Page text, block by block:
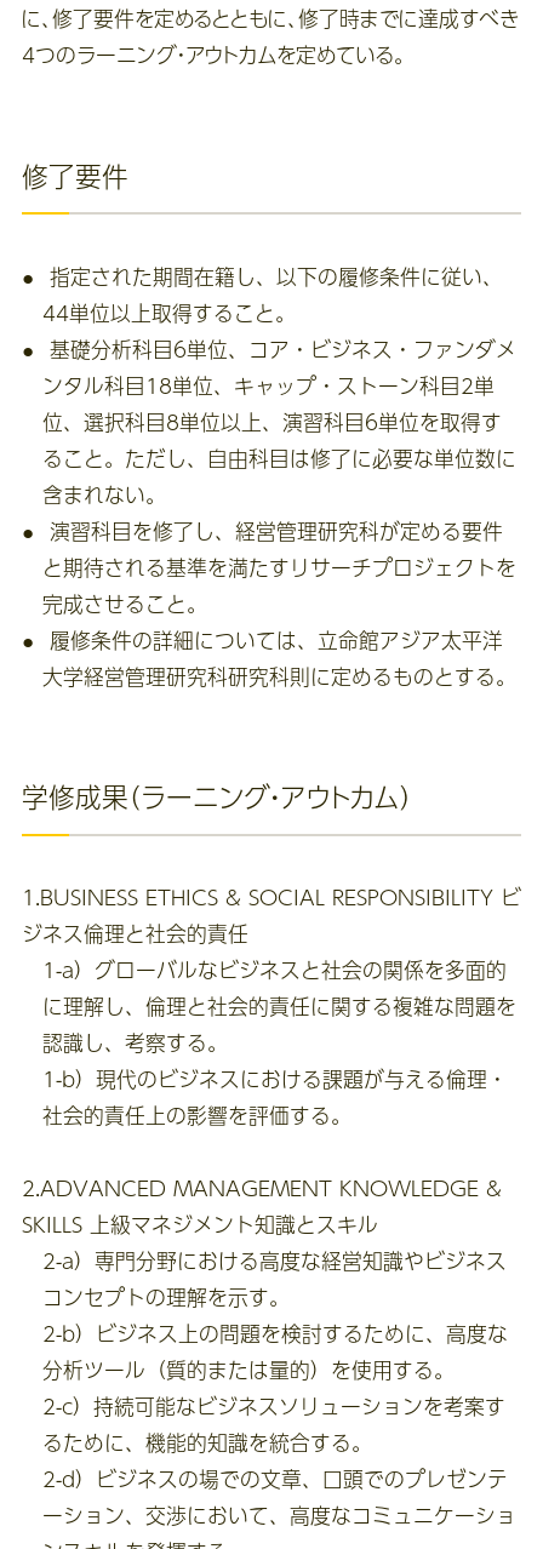
に、修了要件を定めるとともに、修了時までに達成すべき
4つのラーニング・アウトカムを定めている。
修了要件
指定された期間在籍し、以下の履修条件に従い、
44単位以上取得すること。
基礎分析科目6単位、コア・ビジネス・ファンダメ
ンタル科目18単位、キャップ・ストーン科目2単
位、選択科目8単位以上、演習科目6単位を取得す
ること。ただし、自由科目は修了に必要な単位数に
含まれない。
演習科目を修了し、経営管理研究科が定める要件
と期待される基準を満たすリサーチプロジェクトを
完成させること。
履修条件の詳細については、立命館アジア太平洋
大学経営管理研究科研究科則に定めるものとする。
学修成果（ラーニング・アウトカム）
1.BUSINESS ETHICS & SOCIAL RESPONSIBILITY ビ
ジネス倫理と社会的責任
1-a）グローバルなビジネスと社会の関係を多面的
に理解し、倫理と社会的責任に関する複雑な問題を
認識し、考察する。
1-b）現代のビジネスにおける課題が与える倫理・
社会的責任上の影響を評価する。
2.ADVANCED MANAGEMENT KNOWLEDGE &
SKILLS 上級マネジメント知識とスキル
2-a）専門分野における高度な経営知識やビジネス
コンセプトの理解を示す。
2-b）ビジネス上の問題を検討するために、高度な
分析ツール（質的または量的）を使用する。
2-c）持続可能なビジネスソリューションを考案す
るために、機能的知識を統合する。
2-d）ビジネスの場での文章、口頭でのプレゼンテ
ーション、交渉において、高度なコミュニケーショ